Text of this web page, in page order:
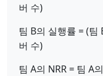
버 수)
팀 B의 실행률 = (팀
버 수)
팀 A의 NRR = 팀 A